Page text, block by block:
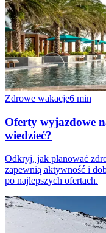
Zdrowe wakacje6 min
Oferty wyjazdowe
wiedzieć?
Odkryj, jak planować
zapewnią aktywność i
po najlepszych ofertach.